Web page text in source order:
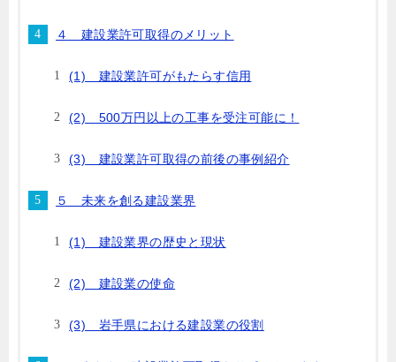
４ 建設業許可取得のメリット
(1) 建設業許可がもたらす信用
(2) 500万円以上の工事を受注可能に！
(3) 建設業許可取得の前後の事例紹介
５ 未来を創る建設業界
(1) 建設業界の歴史と現状
(2) 建設業の使命
(3) 岩手県における建設業の役割